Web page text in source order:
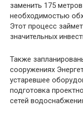
заменить 175
необходимостью
Этот процесс
значительных
Также
сооружениях
устаревшее
подготовка
сетей